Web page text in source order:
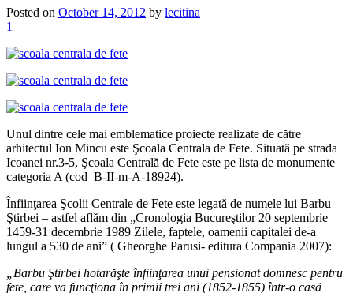
Posted on October 14, 2012 by lecitina
1
Unul dintre cele mai emblematice proiecte realizate de către
arhitectul Ion Mincu este Şcoala Centrala de Fete. Situată pe strada
Icoanei nr.3-5, Şcoala Centrală de Fete este pe lista de monumente
categoria A (cod B-II-m-A-18924).
Înfiinţarea Şcolii Centrale de Fete este legată de numele lui Barbu
Ştirbei – astfel aflăm din „Cronologia Bucureştilor 20 septembrie
1459-31 decembrie 1989 Zilele, faptele, oamenii capitalei de-a
lungul a 530 de ani” ( Gheorghe Parusi- editura Compania 2007):
„Barbu Ştirbei hotarăşte înfiinţarea unui pensionat domnesc pentru
fete, care va funcţiona în primii trei ani (1852-1855) într-o casă